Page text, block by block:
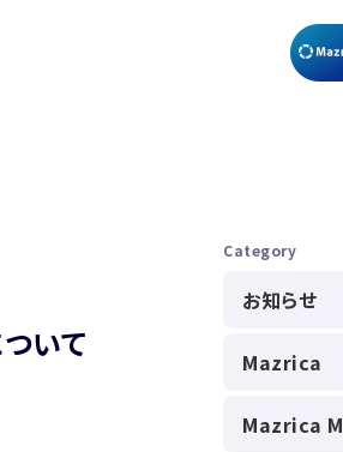
いて
Category
お知らせ
Mazrica
Mazrica